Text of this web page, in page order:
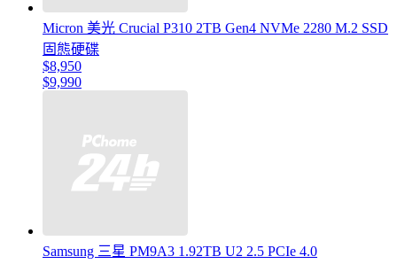
Micron 美光 Crucial P310 2TB Gen4 NVMe 2280 M.2 SSD
固態硬碟
$8,950
$9,990
Samsung 三星 PM9A3 1.92TB U2 2.5 PCIe 4.0